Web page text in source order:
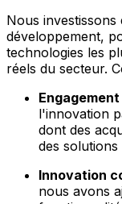
Nous
développement,
technologies les
réels du secteur.
l'innovation
dont des
des
Innovation
nous avons